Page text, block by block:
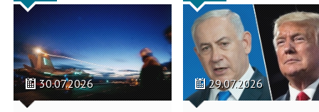
30.07.2026 29.07.2026